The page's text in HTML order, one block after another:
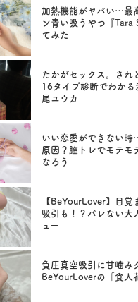
加熱機能がヤバい…最
ン青い吸うやつ『Tara
てみた
たかがセックス。され
16タイプ診断でわか
尾ユウカ
いい恋愛ができない
原因？膣トレでモテモ
なろう
【BeYourLover】目覚
吸引も！？バレない大
ュー
負圧真空吸引に甘噛み
BeYourLoverの「食人